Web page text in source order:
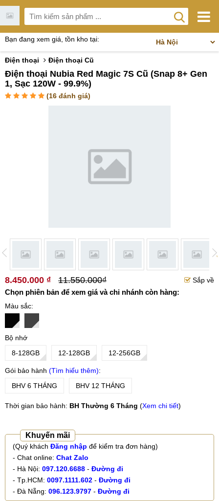
Bạn đang xem giá, tồn kho tại:
Điện thoại Điện thoại Cũ
Điện thoại Nubia Red Magic 7S Cũ (Snap 8+ Gen
1, Sạc 120W - 99.9%)
(16 đánh giá)
8.450.000 ₫ 11.550.000₫ Sắp về
Chọn phiên bản để xem giá và chi nhánh còn hàng:
Màu sắc
Bộ nhớ
8-128GB
12-128GB 12-256GB
Gói bảo hành
Tìm hiểu thêm
BHV 6 THÁNG
BHV 12 THÁNG
Thời gian bảo hành: BH Thường 6 Tháng (Xem chi tiết)
Khuyến mãi
(Quý khách Đăng nhập để kiểm tra đơn hàng)
- Chat online: Chat Zalo
- Hà Nội: 097.120.6688 - Đường đi
- Tp.HCM: 0097.1111.602 - Đường đi
- Đà Nẵng: 096.123.9797 - Đường đi